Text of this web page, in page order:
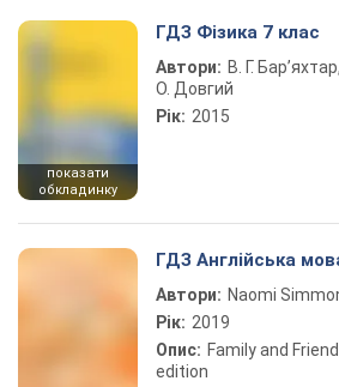
показати
обкладинку
ГДЗ Фізика 7 клас
Автори: В. Г.
О. Довгий
Рік: 2015
ГДЗ Англійська
Автори: Naomi
Рік: 2019
Опис: Family and
edition